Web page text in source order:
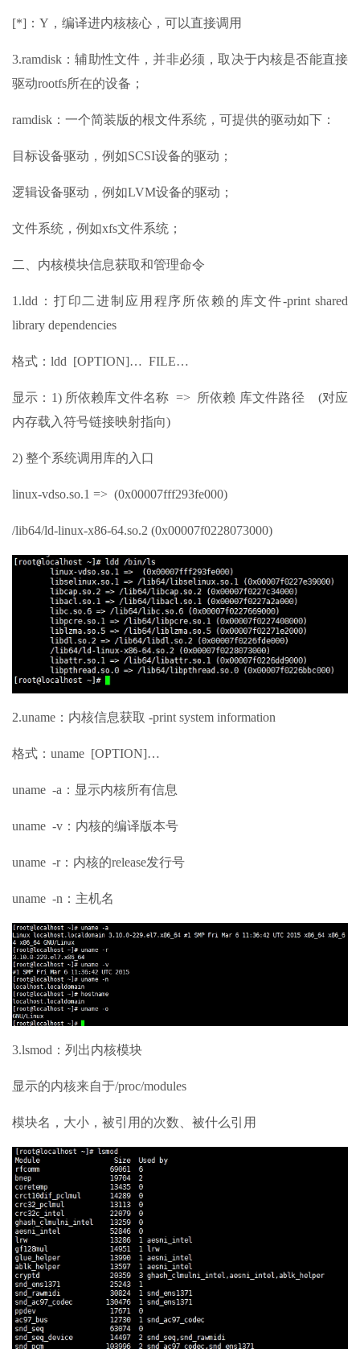
[*]：Y，编译进内核核心，可以直接调用
3.ramdisk：辅助性文件，并非必须，取决于内核是否能直接
驱动rootfs所在的设备；
ramdisk：一个简装版的根文件系统，可提供的驱动如下：
目标设备驱动，例如SCSI设备的驱动；
逻辑设备驱动，例如LVM设备的驱动；
文件系统，例如xfs文件系统；
二、内核模块信息获取和管理命令
1.ldd：打印二进制应用程序所依赖的库文件-print shared
library dependencies
格式：ldd [OPTION]… FILE…
显示：1) 所依赖库文件名称 => 所依赖 库文件路径 (对应
内存载入符号链接映射指向)
2) 整个系统调用库的入口
linux-vdso.so.1 => (0x00007fff293fe000)
/lib64/ld-linux-x86-64.so.2 (0x00007f0228073000)
2.uname：内核信息获取 -print system information
格式：uname [OPTION]…
uname -a：显示内核所有信息
uname -v：内核的编译版本号
uname -r：内核的release发行号
uname -n：主机名
3.lsmod：列出内核模块
显示的内核来自于/proc/modules
模块名，大小，被引用的次数、被什么引用